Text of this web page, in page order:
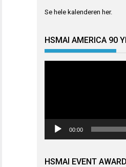
Se hele kalenderen her.
HSMAI AMERICA 90
00:00
HSMAI EVENT